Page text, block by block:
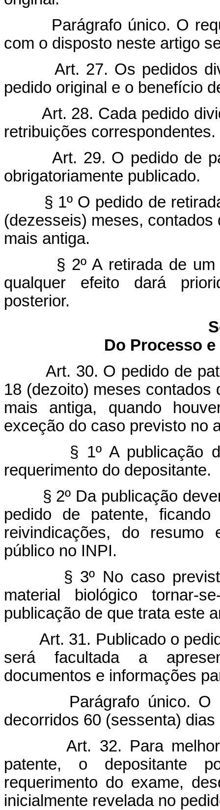
Parágrafo único. O
com o disposto neste artigo
Art. 27. Os pedidos
pedido original e o benefício
Art. 28. Cada pedido
retribuições correspondentes.
Art. 29. O pedido de
obrigatoriamente publicado.
§ 1º O pedido de
(dezesseis) meses,
mais antiga.
§ 2º A retirada de
qualquer efeito dará
posterior.
Do Processo
Art. 30. O pedido de
18 (dezoito) meses contados
mais antiga, quando
exceção do caso previsto no
§ 1º A publicação
requerimento do depositante.
§ 2º Da publicação
pedido de patente,
reivindicações, do
público no INPI.
§ 3º No caso
material biológico tornar-
publicação de que trata este
Art. 31. Publicado o
será facultada a
documentos e informações
Parágrafo único.
decorridos 60 (sessenta)
Art. 32. Para
patente, o depositante
requerimento do exame,
inicialmente revelada no